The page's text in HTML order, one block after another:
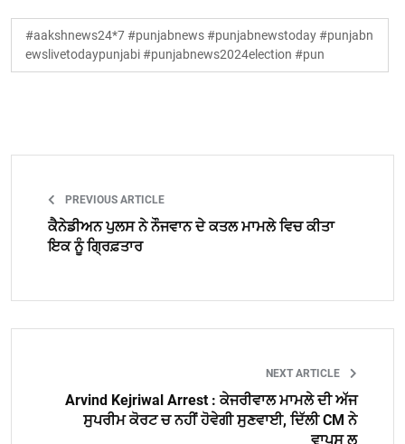
#aakshnews24*7 #punjabnews #punjabnewstoday #punjabn
ewslivetodaypunjabi #punjabnews2024election #pun
PREVIOUS ARTICLE
ਕੈਨੇਡੀਅਨ ਪੁਲਸ ਨੇ ਨੌਜਵਾਨ ਦੇ ਕਤਲ ਮਾਮਲੇ ਵਿਚ ਕੀਤਾ
ਇਕ ਨੂੰ ਗ੍ਰਿਫ਼ਤਾਰ
NEXT ARTICLE
Arvind Kejriwal Arrest : ਕੇਜਰੀਵਾਲ ਮਾਮਲੇ ਦੀ ਅੱਜ
ਸੁਪਰੀਮ ਕੋਰਟ ਚ ਨਹੀਂ ਹੋਵੇਗੀ ਸੁਣਵਾਈ, ਦਿੱਲੀ CM ਨੇ
ਵਾਪਸ ਲ